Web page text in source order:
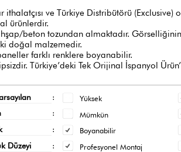
ithalatçısı ve Türkiye Distribütörü (Exclusive)
ürünlerdir.
beton tozundan almaktadır.
doğal malzemedir.
farklı renklere boyanabilir.
Türkiye’deki Tek Orijinal İspanyol
: Yüksek
: Mümkün
: Boyanabilir
Düzeyi : Profesyonel Montaj